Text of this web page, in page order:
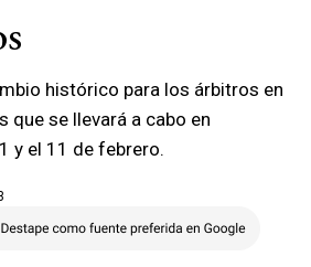
histórico para los árbitros en
que se llevará a cabo en
y el 11 de febrero.